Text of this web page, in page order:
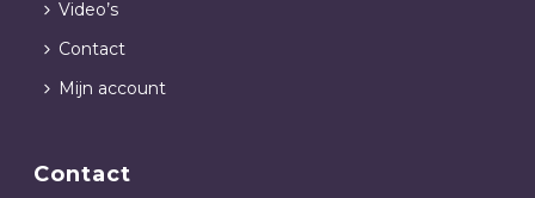
Video’s
Contact
Mijn account
Contact